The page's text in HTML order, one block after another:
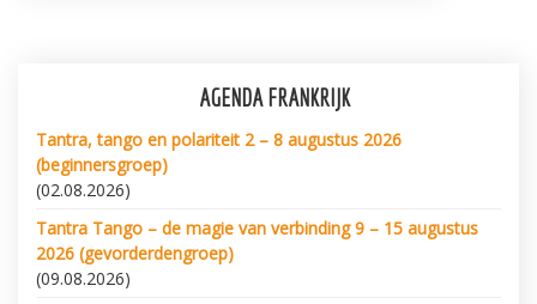
AGENDA FRANKRIJK
Tantra, tango en polariteit 2 – 8 augustus 2026
(beginnersgroep)
(02.08.2026)
Tantra Tango – de magie van verbinding 9 – 15 augustus
2026 (gevorderdengroep)
(09.08.2026)